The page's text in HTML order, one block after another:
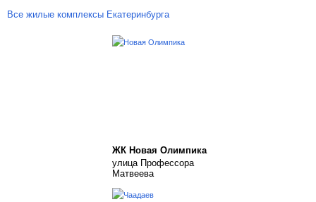
Все жилые комплексы Екатеринбурга
ЖК Новая Олимпика
улица Профессора
Матвеева